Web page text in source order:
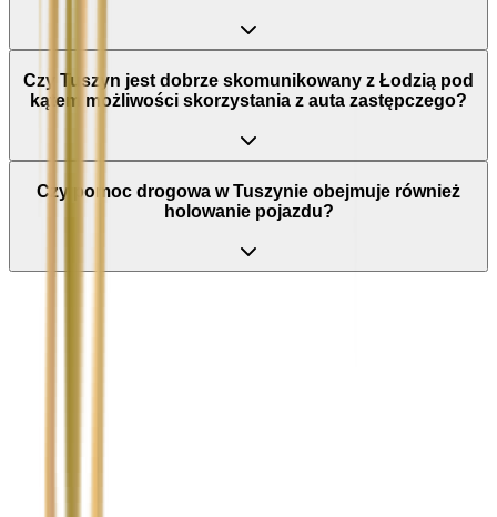
Czy Tuszyn jest dobrze skomunikowany z Łodzią pod
kątem możliwości skorzystania z auta zastępczego?
Czy pomoc drogowa w Tuszynie obejmuje również
holowanie pojazdu?